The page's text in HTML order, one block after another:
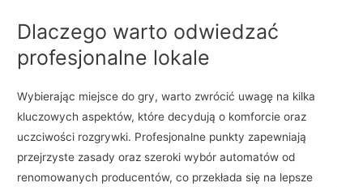
Dlaczego warto odwiedzać
profesjonalne lokale
Wybierając miejsce do gry, warto zwrócić uwagę na kilka
kluczowych aspektów, które decydują o komforcie oraz
uczciwości rozgrywki. Profesjonalne punkty zapewniają
przejrzyste zasady oraz szeroki wybór automatów od
renomowanych producentów, co przekłada się na lepsze